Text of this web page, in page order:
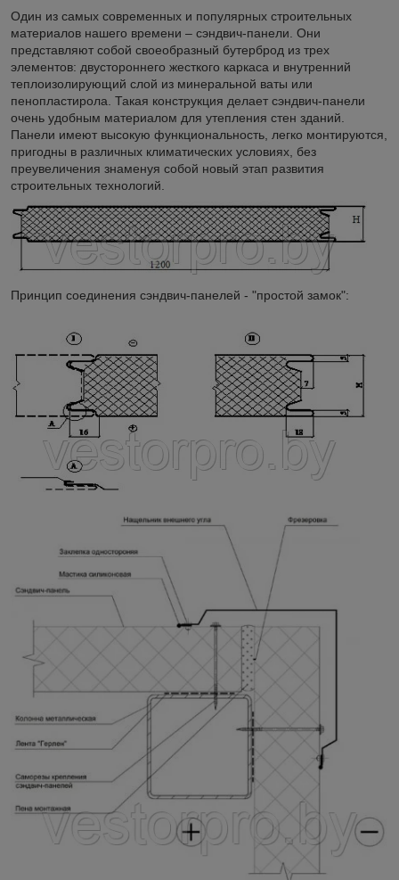
Один из самых современных и популярных строительных
материалов нашего времени – сэндвич-панели. Они
представляют собой своеобразный бутерброд из трех
элементов: двустороннего жесткого каркаса и внутренний
теплоизолирующий слой из минеральной ваты или
пенопластирола. Такая конструкция делает сэндвич-панели
очень удобным материалом для утепления стен зданий.
Панели имеют высокую функциональность, легко монтируются,
пригодны в различных климатических условиях, без
преувеличения знаменуя собой новый этап развития
строительных технологий.
Принцип соединения сэндвич-панелей - "простой замок":